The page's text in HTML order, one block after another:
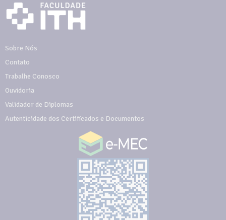
Sobre Nós
Contato
Trabalhe Conosco
Ouvidoria
Validador de Diplomas
Autenticidade dos Certificados e Documentos